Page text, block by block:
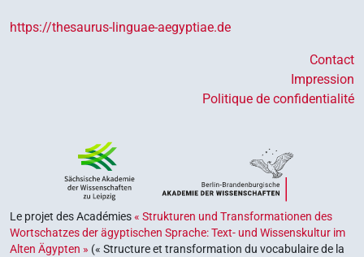
https://thesaurus-linguae-aegyptiae.de
Contact
Impression
Politique de confidentialité
Le projet des Académies« Strukturen und Transformationen des
Wortschatzes der ägyptischen Sprache: Text- und Wissenskultur im
Alten Ägypten » (« Structure et transformation du vocabulaire de la